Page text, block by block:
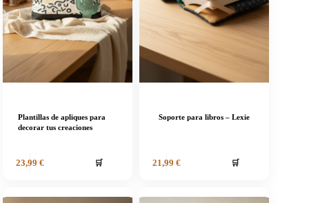
Plantillas de apliques para
decorar tus creaciones
23,99 € 🛒
Soporte para libros – Lexie
21,99 € 🛒